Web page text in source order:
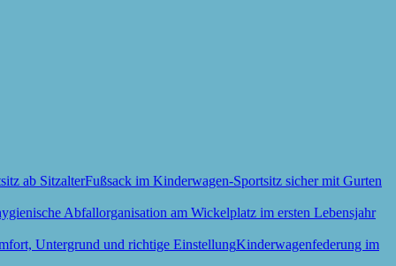
Fußsack im Kinderwagen-Sportsitz sicher mit Gurten
Kinderwagenfederung im